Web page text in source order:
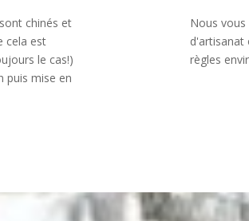
chinés et
cela est
le cas!)
puis mise en
Nous
d'artisanat
règles